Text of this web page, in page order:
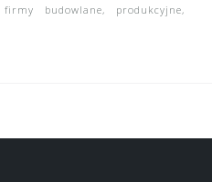
budowlane, produkcyjne,